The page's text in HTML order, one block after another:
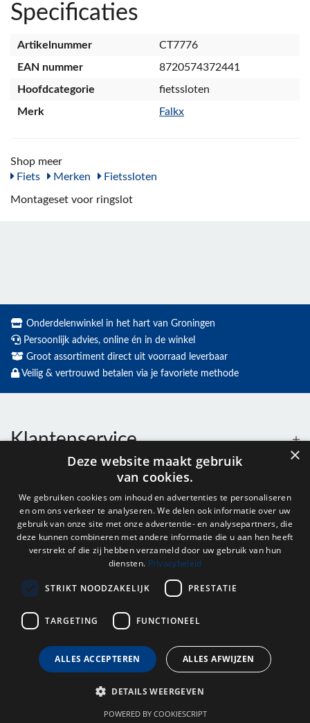
Specificaties
Artikelnummer
CT7776
EAN nummer
8720574372441
Hoofdcategorie
fietssloten
Merk
Falkx
Shop meer
Fiets
Merken Fietssloten
Montageset voor ringslot
Onderdelenwinkel in het hart van Groningen
Persoonlijk advies, online én in de winkel
Groot assortiment direct uit voorraad leverbaar
Veilig & vertrouwd betalen via je favoriete methode
Klantenservice
Openingstijden
Nieuwsbrief
×
Deze website maakt gebruik
van cookies.
We gebruiken cookies om inhoud en advertenties te personaliseren
en om ons verkeer te analyseren. We delen ook informatie over uw
gebruik van onze site met onze advertentie- en analysepartners, die
deze kunnen combineren met andere informatie die u aan hen heeft
verstrekt of die zij hebben verzameld door uw gebruik van hun
diensten. Privacybeleid
STRIKT NOODZAKELIJK PRESTATIE
TARGETING FUNCTIONEEL
ALLES ACCEPTEREN ALLES AFWIJZEN
DETAILS WEERGEVEN
POWERED BY COOKIESCRIPT